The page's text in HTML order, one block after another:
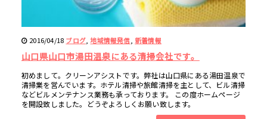
2016/04/18 ブログ ,地域情報発信 新着情報
山口県山口市湯田温泉にある清掃会社です。
初めまして。クリーンアシストです。弊社は山口県にある湯田温泉で
清掃業を営んでいます。ホテル清掃や旅館清掃を主として、ビル清掃
などビルメンテナンス業務も承っております。 この度ホームページ
を開設致しました。どうぞよろしくお願い致します。